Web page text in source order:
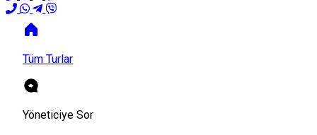
Tüm Turlar
Yöneticiye Sor